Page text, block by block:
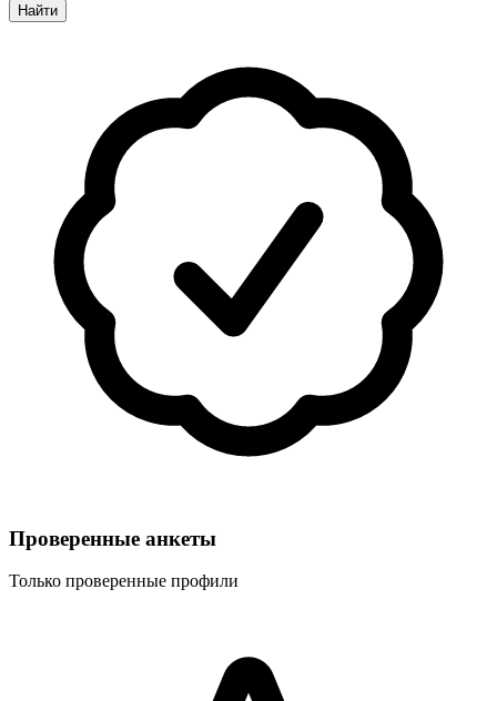
Найти
Проверенные анкеты
Только проверенные профили